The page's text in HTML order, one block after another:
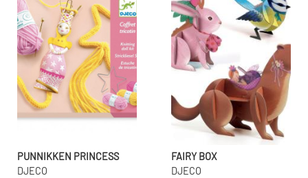
PUNNIKKEN PRINCESS
DJECO
FAIRY BOX
DJECO